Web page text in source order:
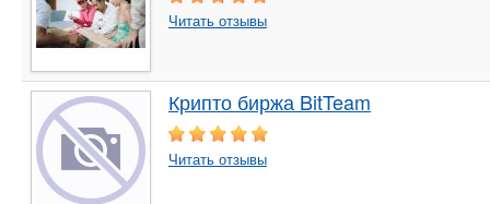
Читать отзывы
Крипто биржа BitTeam
Читать отзывы